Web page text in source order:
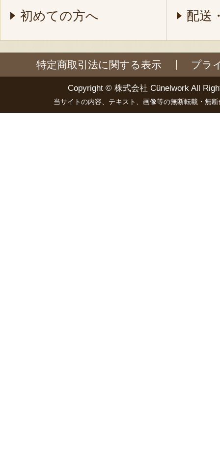
初めての方へ 配送
特定商取引法に関する表示 プラ
Copyright © 株式会社 Cünelwork All
当サイトの内容、テキスト、画像等の無断転載・無